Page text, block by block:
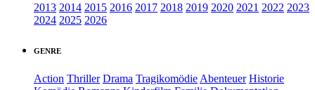
2013 2014 2015 2016 2017 2018 2019 2020 2021 2022 2023
2024 2025 2026
GENRE
Action Thriller Drama Tragikomödie Abenteuer Historie